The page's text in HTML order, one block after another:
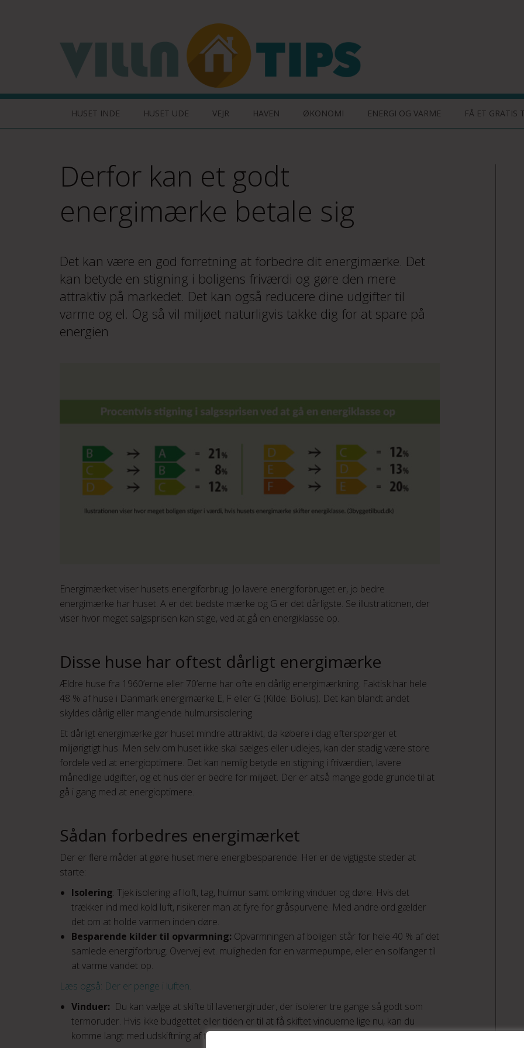
HUSET INDE HUSET UDE VEJR HAVEN ØKONOMI ENERGI OG VARME FÅ ET GRATIS
Derfor kan et godt
energimærke betale sig
Det kan være en god forretning at forbedre dit energimærke. Det
kan betyde en stigning i boligens friværdi og gøre den mere
attraktiv på markedet. Det kan også reducere dine udgifter til
varme og el. Og så vil miljøet naturligvis takke dig for at spare på
energien
Energimærket viser husets energiforbrug. Jo lavere energiforbruget er, jo bedre
energimærke har huset. A er det bedste mærke og G er det dårligste. Se illustrationen, der
viser hvor meget salgsprisen kan stige, ved at gå en energiklasse op.
Disse huse har oftest dårligt energimærke
Ældre huse fra 1960’erne eller 70’erne har ofte en dårlig energimærkning. Faktisk har hele
48 % af huse i Danmark energimærke E, F eller G (Kilde: Bolius). Det kan blandt andet
skyldes dårlig eller manglende hulmursisolering.
Et dårligt energimærke gør huset mindre attraktivt, da købere i dag efterspørger et
miljørigtigt hus. Men selv om huset ikke skal sælges eller udlejes, kan der stadig være store
fordele ved at energioptimere. Det kan nemlig betyde en stigning i friværdien, lavere
månedlige udgifter, og et hus der er bedre for miljøet. Der er altså mange gode grunde til at
gå i gang med at energioptimere.
Sådan forbedres energimærket
Der er flere måder at gøre huset mere energibesparende. Her er de vigtigste steder at
starte:
Isolering: Tjek isolering af loft, tag, hulmur samt omkring vinduer og døre. Hvis det
trækker ind med kold luft, risikerer man at fyre for gråspurvene. Med andre ord gælder
det om at holde varmen inden døre.
Besparende kilder til opvarmning: Opvarmningen af boligen står for hele 40 % af det
samlede energiforbrug. Overvej evt. muligheden for en varmepumpe, eller en solfanger til
at varme vandet op.
Læs også: Der er penge i luften.
Vinduer: Du kan vælge at skifte til lavenergiruder, der isolerer tre gange så godt som
termoruder. Hvis ikke budgettet eller tiden er til at få skiftet vinduerne lige nu, kan du
komme langt med udskiftning af tætningslister.